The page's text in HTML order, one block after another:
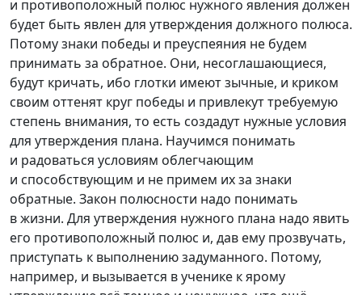
и противоположный полюс нужного явления должен
будет быть явлен для утверждения должного полюса.
Потому знаки победы и преуспеяния не будем
принимать за обратное. Они, несоглашающиеся,
будут кричать, ибо глотки имеют зычные, и криком
своим оттенят круг победы и привлекут требуемую
степень внимания, то есть создадут нужные условия
для утверждения плана. Научимся понимать
и радоваться условиям облегчающим
и способствующим и не примем их за знаки
обратные. Закон полюсности надо понимать
в жизни. Для утверждения нужного плана надо явить
его противоположный полюс и, дав ему прозвучать,
приступать к выполнению задуманного. Потому,
например, и вызывается в ученике к ярому